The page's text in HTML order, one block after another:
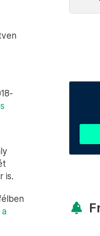
is.